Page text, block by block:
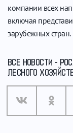
компании всех
включая
зарубежных стран.
ВСЕ НОВОСТИ -
ЛЕСНОГО